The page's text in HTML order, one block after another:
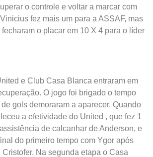
o controle e voltar a marcar com
fez mais um para a ASSAF, mas
o placar em 10 X 4 para o líder
e Club Casa Blanca entraram em
O jogo foi brigado o tempo
gols demoraram a aparecer. Quando
a efetividade do United , que fez 1
de calcanhar de Anderson, e
do primeiro tempo com Ygor após
Na segunda etapa o Casa